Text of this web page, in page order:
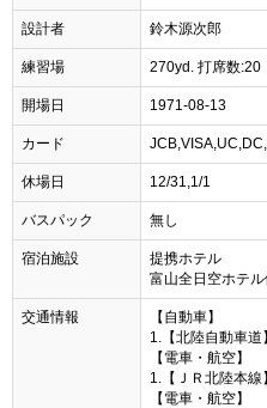
設計者 鈴木源次郎
練習場 270yd. 打席数:20
開場日 1971-08-13
カード
休場日 12/31,1/1
バスパック 無し
宿泊施設
提携ホテル
富山全日空ホテル
交通情報
【自動車】
1.【北陸自動車
【電車・航空】
1.【ＪＲ北陸本
【電車・航空】